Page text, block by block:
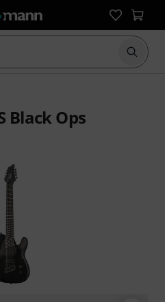
Suche
Black Ops